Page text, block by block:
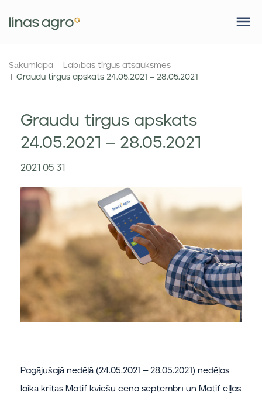
Sākumlapa
Labības tirgus atsauksmes
Graudu tirgus apskats 24.05.2021 – 28.05.2021
Graudu tirgus apskats
24.05.2021 – 28.05.2021
2021 05 31
Pagājušajā nedēļā (24.05.2021 – 28.05.2021) nedēļas
laikā kritās Matif kviešu cena septembrī un Matif eļļas